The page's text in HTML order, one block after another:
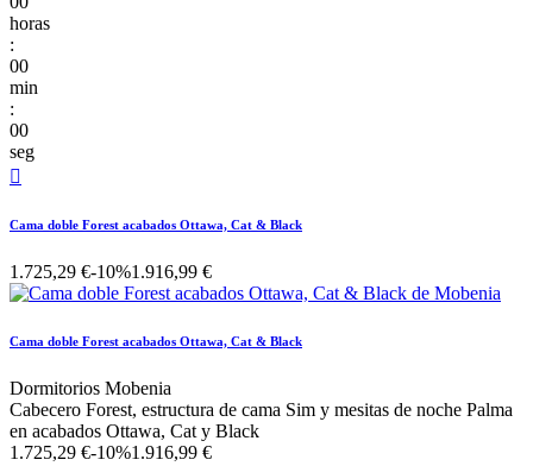
horas
:
00
min
:
00
seg

Cama doble Forest acabados Ottawa, Cat & Black
1.725,29 €-10%1.916,99 €
Cama doble Forest acabados Ottawa, Cat & Black
Dormitorios Mobenia
Cabecero Forest, estructura de cama Sim y mesitas de noche Palma
en acabados Ottawa, Cat y Black
1.725,29 €-10%1.916,99 €